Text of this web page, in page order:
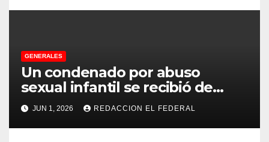
GENERALES
Un condenado por abuso
sexual infantil se recibió de
psicopedagogo dentro del
Servicio Penitenciario de La
Rioja
JUN 1, 2026 REDACCION EL FEDERAL